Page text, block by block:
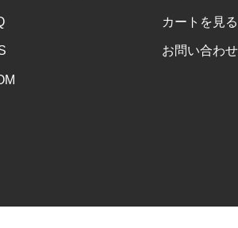
カートを見る
お問い合わせ